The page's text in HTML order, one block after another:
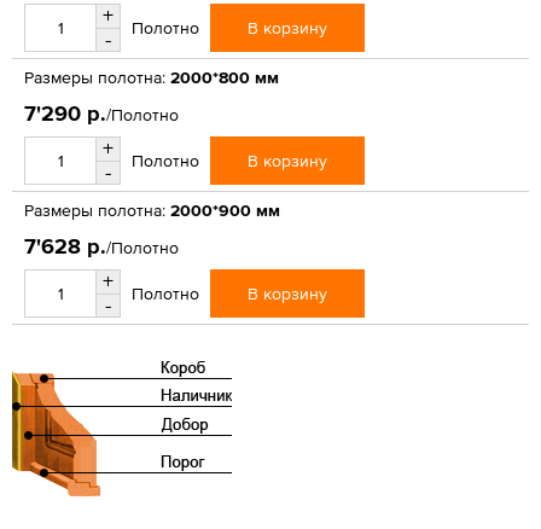
+
-
Полотно В корзину
Размеры полотна: 2000*800 мм
7'290 р./Полотно
+
-
Полотно В корзину
Размеры полотна: 2000*900 мм
7'628 р./Полотно
+
-
Полотно В корзину